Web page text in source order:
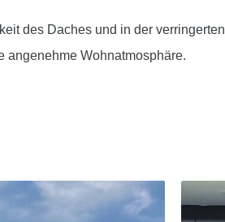
des Daches und in der verringerten
angenehme Wohnatmosphäre.